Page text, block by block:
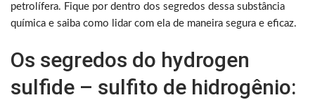
petrolífera. Fique por dentro dos segredos dessa substância
química e saiba como lidar com ela de maneira segura e eficaz.
Os segredos do hydrogen
sulfide – sulfito de hidrogênio: